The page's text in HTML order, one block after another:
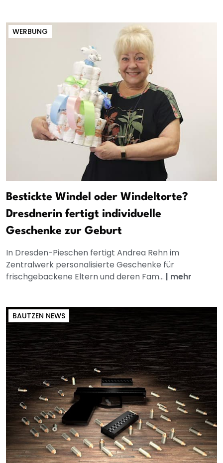
WERBUNG
Bestickte Windel oder Windeltorte?
Dresdnerin fertigt individuelle
Geschenke zur Geburt
In Dresden-Pieschen fertigt Andrea Rehn im
Zentralwerk personalisierte Geschenke für
frischgebackene Eltern und deren Fam... | mehr
BAUTZEN NEWS